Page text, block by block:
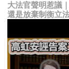
大法官聲明惹議
還是放棄制衡立